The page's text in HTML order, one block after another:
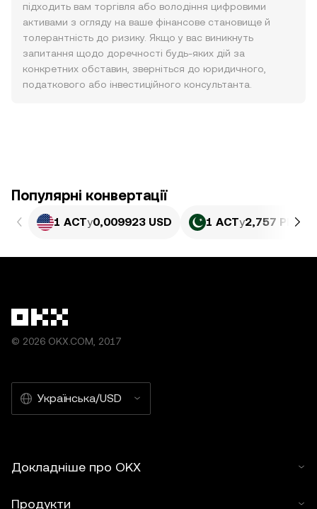
підходить вам торгівля або володіння цифровими
активами з огляду на ваше фінансове становище й
толерантність до ризику. Якщо у вас виникнуть
запитання щодо доречності будь-яких дій за
конкретних обставин, зверніться до юридичного,
податкового або інвестиційного консультанта.
Популярні конвертації
1 ACTу0,009923 USD 1 ACTу2,757 PKR
© 2026 OKX.COM, 2017
Українська/USD
Докладніше про OKX
Продукти